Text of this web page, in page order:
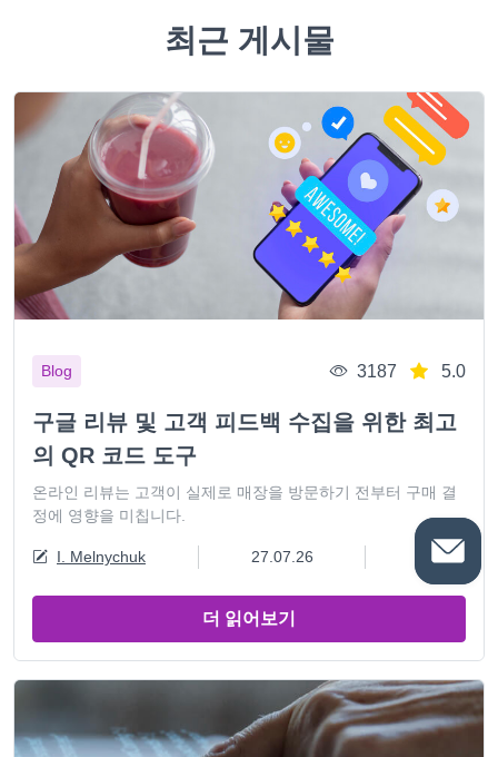
최근 게시물
Blog 3187 5.0
구글 리뷰 및 고객 피드백 수집을 위한 최고
의 QR 코드 도구
온라인 리뷰는 고객이 실제로 매장을 방문하기 전부터 구매 결
정에 영향을 미칩니다.
I. Melnychuk 27.07.26 12 min
더 읽어보기